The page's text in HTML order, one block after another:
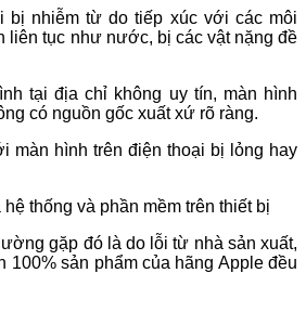
bị nhiễm từ do tiếp xúc với các môi
liên tục như nước, bị các vật nặng đề
tại địa chỉ không uy tín, màn hình
có nguồn gốc xuất xứ rõ ràng.
màn hình trên điện thoại bị lỏng hay
thống và phần mềm trên thiết bị
gặp đó là do lỗi từ nhà sản xuất,
100% sản phẩm của hãng Apple đều